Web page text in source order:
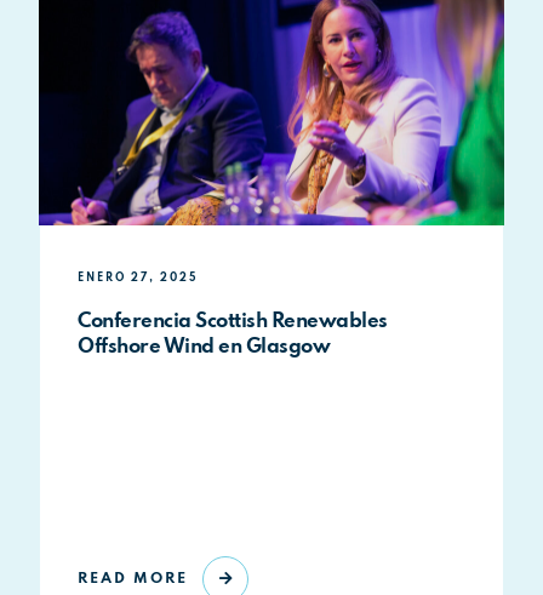
ENERO 27, 2025
Conferencia Scottish Renewables
Offshore Wind en Glasgow
READ MORE